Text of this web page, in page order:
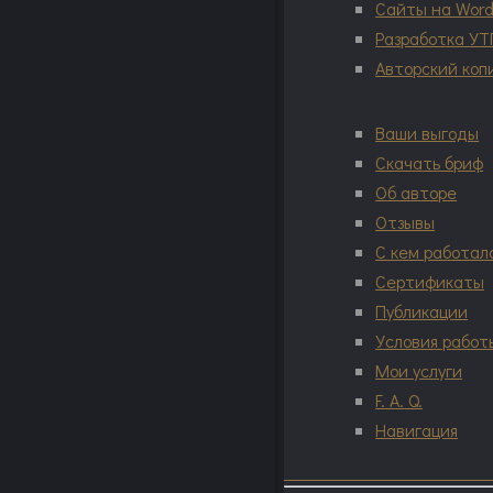
Сайты на
Разработка
Авторский
Ваши выгоды
Скачать бриф
Об авторе
Отзывы
С кем
Сертификаты
Публикации
Условия
Мои услуги
F. A. Q.
Навигация